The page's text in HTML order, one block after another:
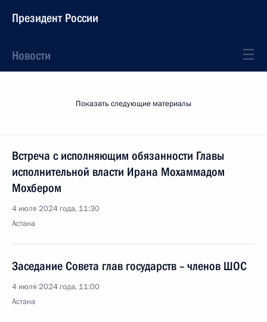
Президент России
Новости
Показать следующие материалы
Встреча с исполняющим обязанности Главы
исполнительной власти Ирана Мохаммадом
Мохбером
4 июля 2024 года, 11:30
Астана
Заседание Совета глав государств – членов ШОС
4 июля 2024 года, 11:00
Астана